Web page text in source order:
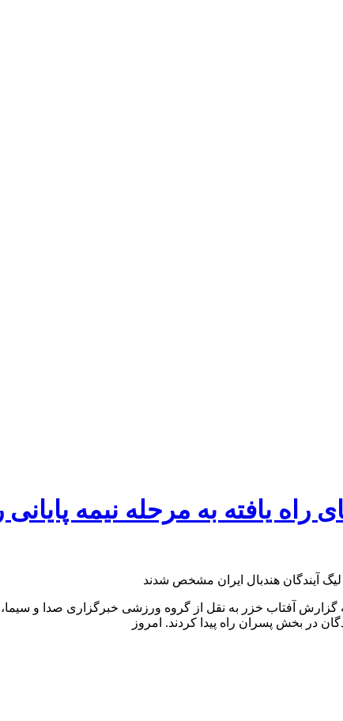
راه یافته به مرحله نیمه
گزارش آفتاب خزر به نقل از گروه ورزشی خبرگزاری صدا و
در بخش پسران راه پیدا کردند. امروز